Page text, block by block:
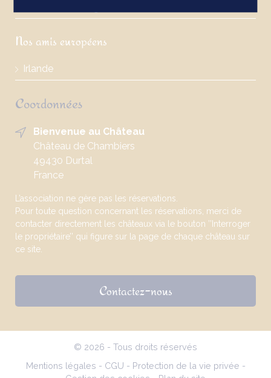
Nos amis européens
Irlande
Coordonnées
Bienvenue au Château
Château de Chambiers
49430 Durtal
France
L’association ne gère pas les réservations.
Pour toute question concernant les réservations, merci de
contacter directement les châteaux via le bouton ’’Interroger
le propriétaire’’ qui figure sur la page de chaque château sur
ce site.
Contactez-nous
© 2026 - Tous droits réservés
Mentions légales - CGU - Protection de la vie privée -